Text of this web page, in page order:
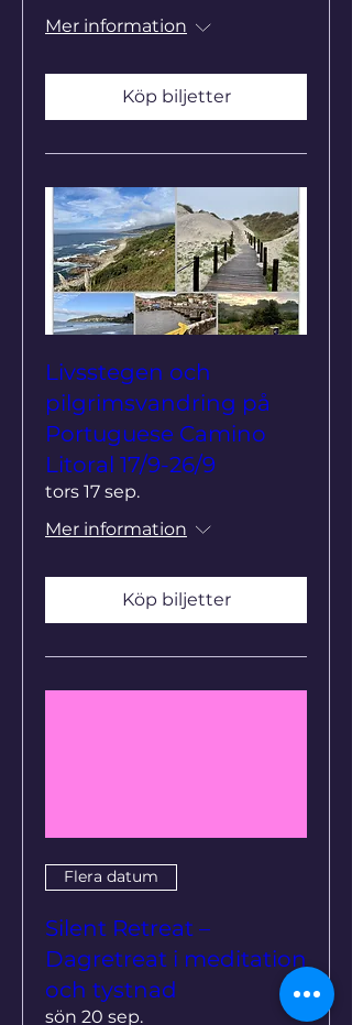
Mer information
Köp biljetter
Livsstegen och
pilgrimsvandring på
Portuguese Camino
Litoral 17/9-26/9
tors 17 sep.
Mer information
Köp biljetter
Flera datum
Silent Retreat –
Dagretreat i meditation
och tystnad
sön 20 sep.